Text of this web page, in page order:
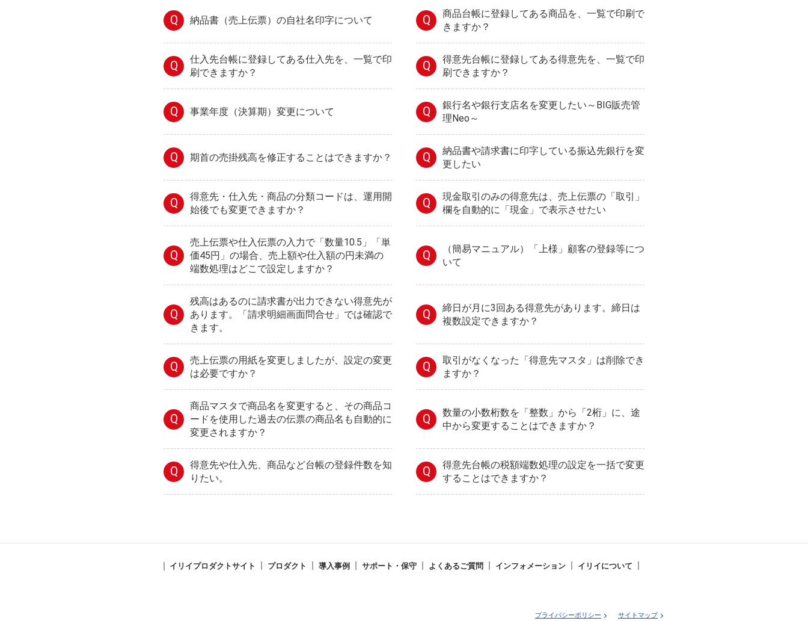
Q 納品書（売上伝票）の自社名印字について Q
商品台帳に登録してある商品を、一覧で印刷で
きますか？
Q
仕入先台帳に登録してある仕入先を、一覧で印
刷できますか？
Q
得意先台帳に登録してある得意先を、一覧で印
刷できますか？
Q 事業年度（決算期）変更について Q
銀行名や銀行支店名を変更したい～BIG販売管
理Neo～
Q 期首の売掛残高を修正することはできますか？ Q
納品書や請求書に印字している振込先銀行を変
更したい
Q
得意先・仕入先・商品の分類コードは、運用開
始後でも変更できますか？
Q
現金取引のみの得意先は、売上伝票の「取引」
欄を自動的に「現金」で表示させたい
Q
売上伝票や仕入伝票の入力で「数量10.5」「単
価45円」の場合、売上額や仕入額の円未満の
端数処理はどこで設定しますか？
Q
（簡易マニュアル）「上様」顧客の登録等につ
いて
Q
残高はあるのに請求書が出力できない得意先が
あります。「請求明細画面問合せ」では確認で
きます。
Q
締日が月に3回ある得意先があります。締日は
複数設定できますか？
Q
売上伝票の用紙を変更しましたが、設定の変更
は必要ですか？
Q
取引がなくなった「得意先マスタ」は削除でき
ますか？
Q
商品マスタで商品名を変更すると、その商品コ
ードを使用した過去の伝票の商品名も自動的に
変更されますか？
Q
数量の小数桁数を「整数」から「2桁」に、途
中から変更することはできますか？
Q
得意先や仕入先、商品など台帳の登録件数を知
りたい。
Q
得意先台帳の税額端数処理の設定を一括で変更
することはできますか？
イリイプロダクトサイト プロダクト 導入事例 サポート・保守 よくあるご質問 インフォメーション イリイについて
プライバシーポリシー サイトマップ